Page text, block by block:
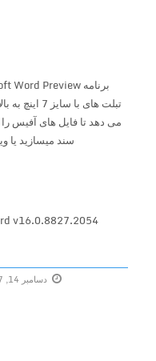
می دهد تا فایل های آفیس را
سند میسازید یا
دسامبر 14, 2017